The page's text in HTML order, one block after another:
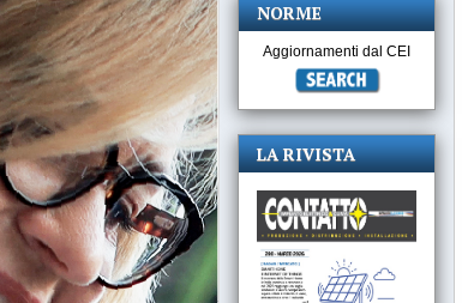
NORME
Aggiornamenti dal CEI
LA RIVISTA